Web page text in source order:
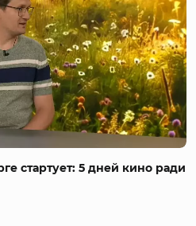
стартует: 5 дней кино ради